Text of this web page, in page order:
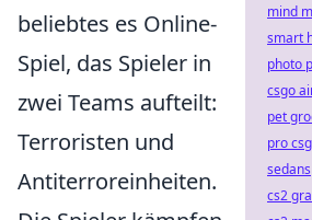
beliebtes es Online-
Spiel, das Spieler in
zwei Teams aufteilt:
Terroristen und
Antiterroreinheiten.
mind
smart
photo
csgo
pet
pro
sedans
cs2